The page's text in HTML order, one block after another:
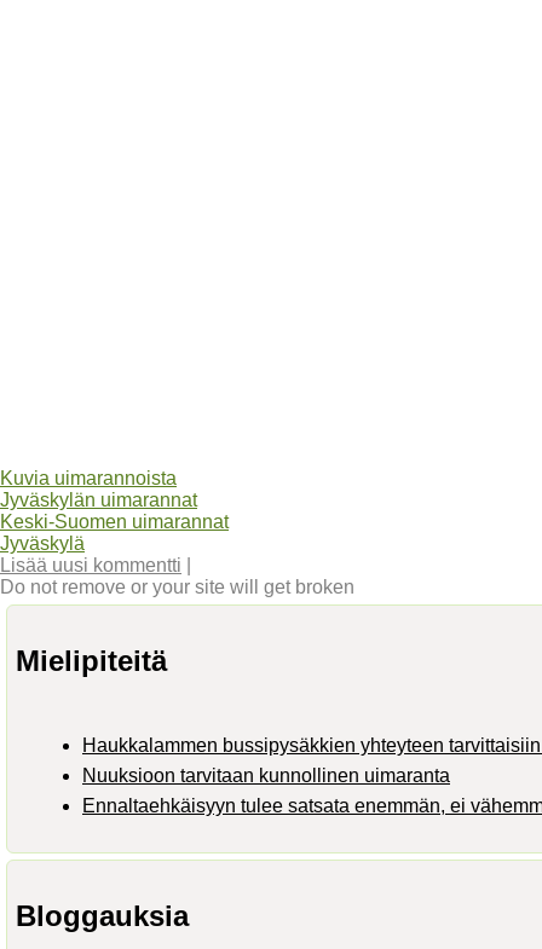
Kuvia uimarannoista
Jyväskylän uimarannat
Keski-Suomen uimarannat
Jyväskylä
Lisää uusi kommentti
Do not remove or your site will get broken
Mielipiteitä
Haukkalammen bussipysäkkien yhteyteen
Nuuksioon tarvitaan kunnollinen uimaranta
Ennaltaehkäisyyn tulee satsata enemmän, ei
Bloggauksia